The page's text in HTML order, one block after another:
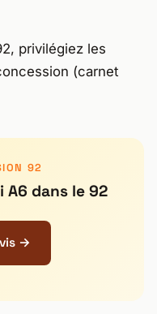
privilégiez les
(carnet
92
A6 dans le 92
→